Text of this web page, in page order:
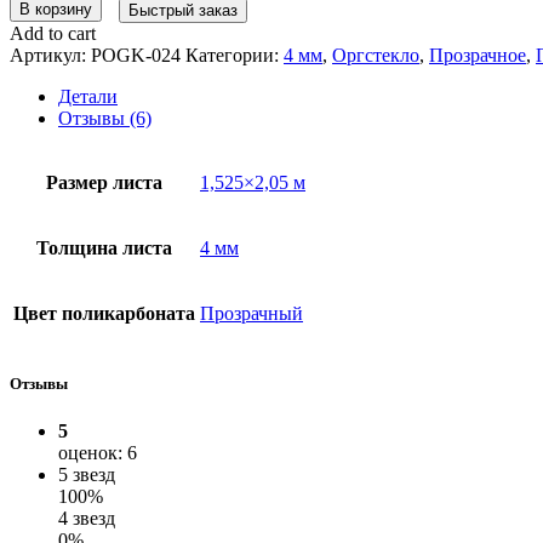
В корзину Быстрый заказ
Add to cart
Артикул: POGK-024 Категории: 4 мм, Оргстекло, Прозрачное,
Детали
Отзывы (6)
Размер листа 1,525×2,05 м
Толщина листа 4 мм
Цвет поликарбоната Прозрачный
Отзывы
5
оценок: 6
5 звезд
100%
4 звезд